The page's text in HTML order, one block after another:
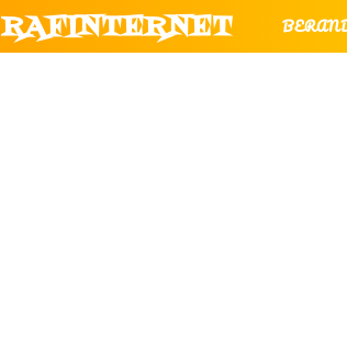
RAFINTERNET